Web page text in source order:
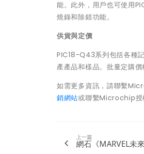
能。此外，用戶也可使用
燒錄和除錯功能。
供貨與定價
PIC18-Q43系列包括各種
產產品和樣品。批量定購
如需更多資訊，請聯繫
銷網站或聯繫Microchip授
上一篇
網石《MARVEL未